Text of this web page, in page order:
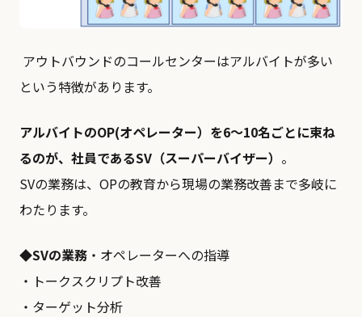
アウトバウンドのコールセンターはアルバイトが多い
という特徴があります。
アルバイトのOP(オペレーター）を6～10名ごとに束ね
るのが、社員であるSV（スーパーバイザー） 。
SVの業務は、OPの教育から現場の業務改善まで多岐に
わたります。
◆SVの業務 ・オペレーターへの指導
・トークスクリプト改善
・ターゲット分析